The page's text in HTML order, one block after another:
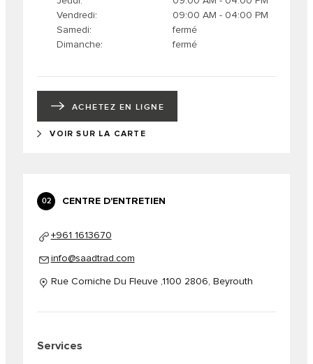
Vendredi
09:00 AM - 04:00 PM
Samedi
fermé
Dimanche
fermé
ACHETEZ EN LIGNE
VOIR SUR LA CARTE
02 CENTRE D'ENTRETIEN
+961 1613670
info@saadtrad.com
Rue Corniche Du Fleuve ,1100 2806, Beyrouth
Services